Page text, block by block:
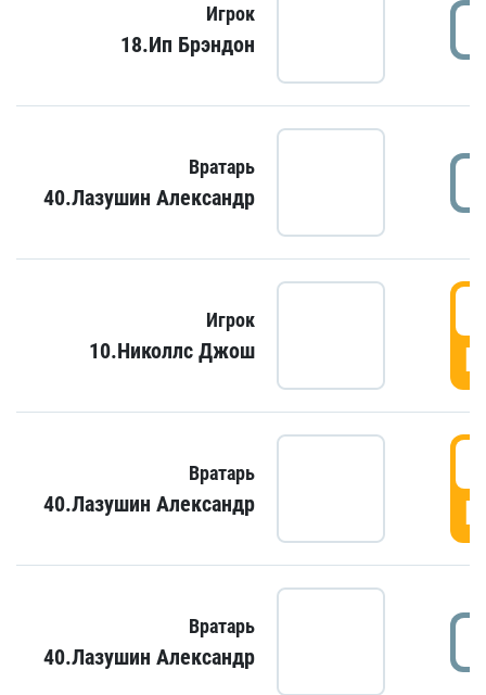
Игрок
18.Ип Брэндон
Вратарь
40.Лазушин Александр
Игрок
10.Николлс Джош
Вратарь
40.Лазушин Александр
Вратарь
40.Лазушин Александр